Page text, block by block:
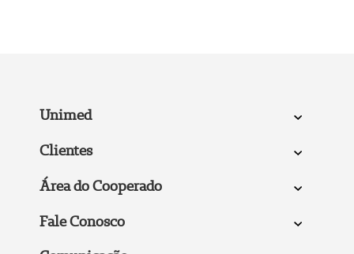
Unimed
Clientes
Área do Cooperado
Fale Conosco